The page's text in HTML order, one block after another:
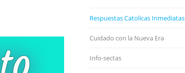
Respuestas Catolicas Inmediatas
Cuidado con la Nueva Era
Info-sectas